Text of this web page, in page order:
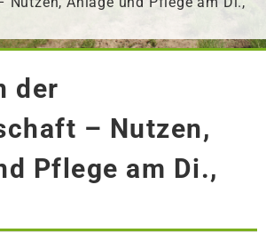
der
– Nutzen,
Pflege am Di.,